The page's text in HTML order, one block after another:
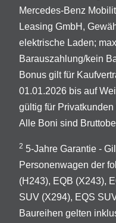
Mercedes-Benz
Leasing GmbH,
elektrische Laden;
Barauszahlung/kein
Bonus gilt für
01.01.2026 bis auf
gültig für
Alle Boni sind
2 5-Jahre Garantie -
Personenwagen der
(H243), EQB (X243),
SUV (X294), EQS
Baureihen gelten